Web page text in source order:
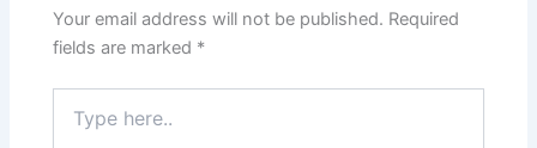
Your email address will not be published. Required
fields are marked *
here..